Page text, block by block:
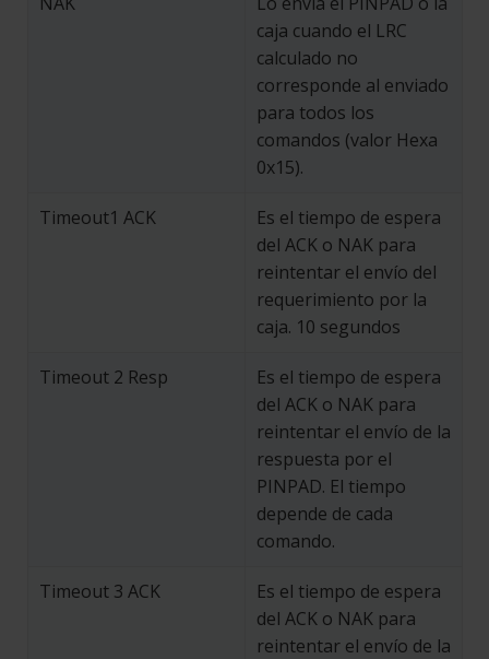
caja cuando el LRC
calculado no
corresponde al enviado
para todos los
comandos (valor Hexa
0x15).
Timeout1 ACK
Es el tiempo de espera
del ACK o NAK para
reintentar el envío del
requerimiento por la
caja. 10 segundos
Timeout 2 Resp
Es el tiempo de espera
del ACK o NAK para
reintentar el envío de la
respuesta por el
PINPAD. El tiempo
depende de cada
comando.
Timeout 3 ACK
Es el tiempo de espera
del ACK o NAK para
reintentar el envío de la